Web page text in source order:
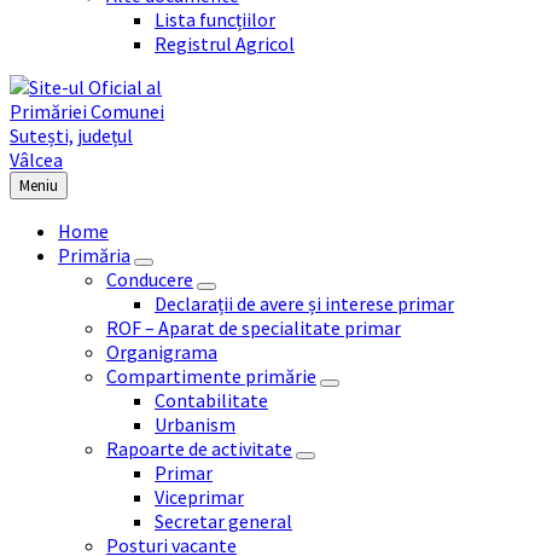
Lista funcțiilor
Registrul Agricol
Meniu
Home
Primăria
Conducere
Declarații de avere și interese primar
ROF – Aparat de specialitate primar
Organigrama
Compartimente primărie
Contabilitate
Urbanism
Rapoarte de activitate
Primar
Viceprimar
Secretar general
Posturi vacante